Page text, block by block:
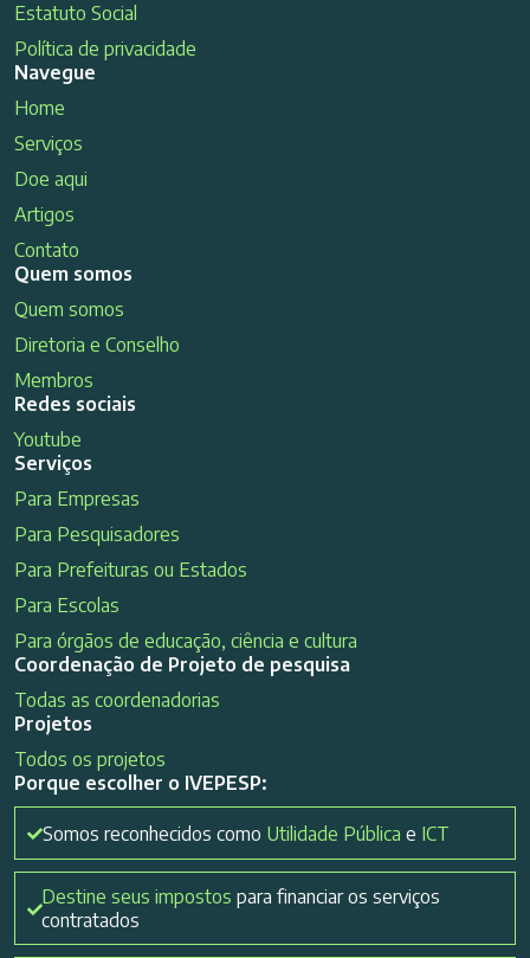
Estatuto Social
Política de privacidade
Navegue
Home
Serviços
Doe aqui
Artigos
Contato
Quem somos
Quem somos
Diretoria e Conselho
Membros
Redes sociais
Youtube
Serviços
Para Empresas
Para Pesquisadores
Para Prefeituras ou Estados
Para Escolas
Para órgãos de educação, ciência e cultura
Coordenação de Projeto de pesquisa
Todas as coordenadorias
Projetos
Todos os projetos
Porque escolher o IVEPESP:
Somos reconhecidos como Utilidade Pública e ICT
Destine seus impostos para financiar os serviços
contratados